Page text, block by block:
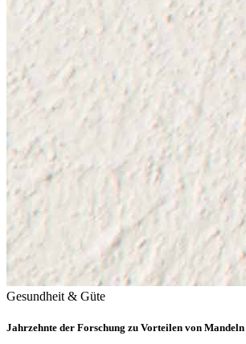
Gesundheit & Güte
Jahrzehnte der Forschung zu Vorteilen von